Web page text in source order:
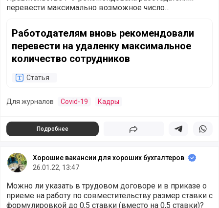
перевести максимально возможное число
Работодателям вновь рекомендовали
перевести на удаленку максимальное
количество сотрудников
Статья
Для журналов Covid-19 Кадры
Подробнее Поделиться Поделиться в
Хорошие вакансии для хороших бухгалтеров
26.01.22, 13:47
Можно ли указать в трудовом договоре и в приказе о
приеме на работу по совместительству размер ставки с
формулировкой до 0,5 ставки (вместо на 0,5 ставки)?